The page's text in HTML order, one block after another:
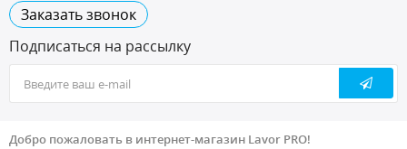
Заказать звонок
Подписаться на рассылку
Добро пожаловать в интернет-магазин Lavor PRO!